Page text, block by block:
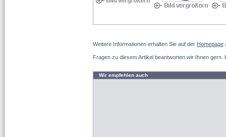
Weitere Informationen erhalten Sie auf der Homepage
Fragen zu diesem Artikel beantworten wir Ihnen gern.
Wir empfehlen auch